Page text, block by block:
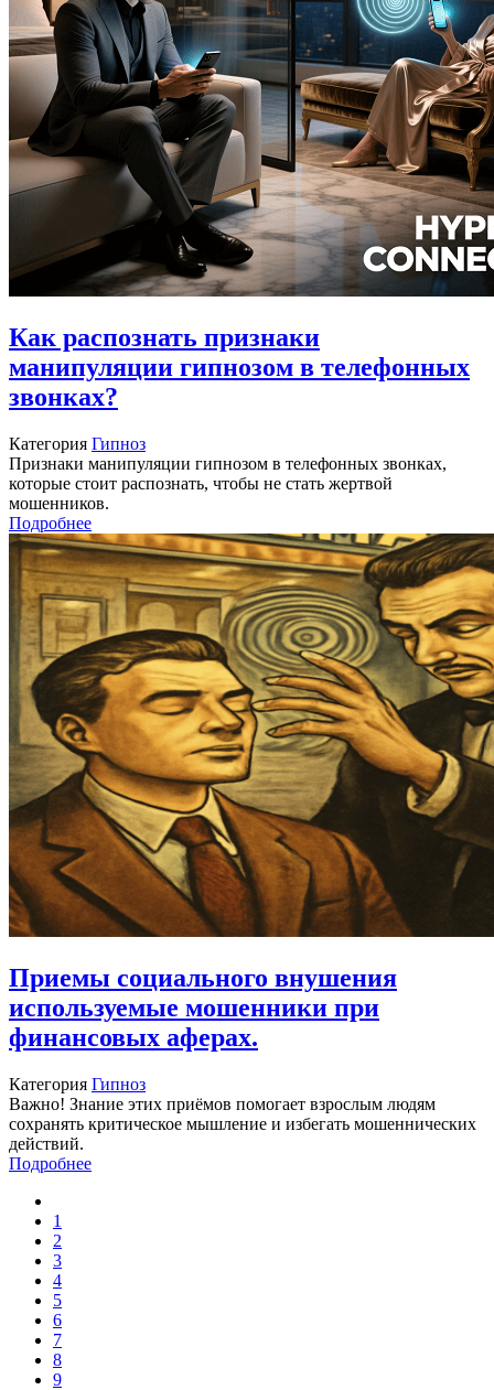
Как распознать признаки
манипуляции гипнозом в телефонных
звонках?
Категория Гипноз
Признаки манипуляции гипнозом в телефонных звонках,
которые стоит распознать, чтобы не стать жертвой
мошенников.
Подробнее
Приемы социального внушения
используемые мошенники при
финансовых аферах.
Категория Гипноз
Важно! Знание этих приёмов помогает взрослым людям
сохранять критическое мышление и избегать мошеннических
действий.
Подробнее
1
2
3
4
5
6
7
8
9